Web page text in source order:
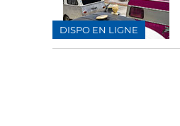
DISPO EN LIGNE